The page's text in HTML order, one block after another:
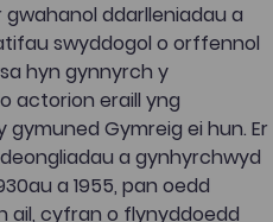
ddarlleniadau a
swyddogol o orffennol
hyn gynnyrch y
actorion eraill yng
Gymreig ei hun. Er
a gynhyrchwyd
a 1955, pan oedd
ail, cyfran o flynyddoedd